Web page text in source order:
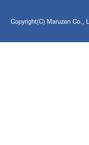
Copyright(C) Maruzen Co.,